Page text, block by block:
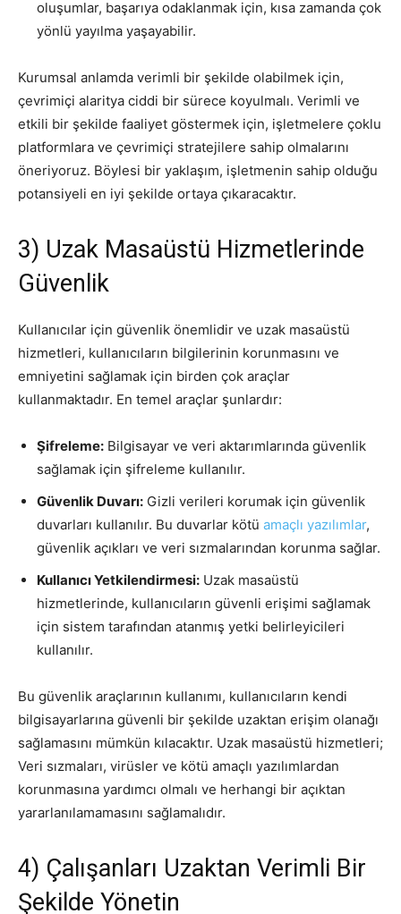
oluşumlar, başarıya odaklanmak için, kısa zamanda çok
yönlü yayılma yaşayabilir.
Kurumsal anlamda verimli bir şekilde olabilmek için,
çevrimiçi alaritya ciddi bir sürece koyulmalı. Verimli ve
etkili bir şekilde faaliyet göstermek için, işletmelere çoklu
platformlara ve çevrimiçi stratejilere sahip olmalarını
öneriyoruz. Böylesi bir yaklaşım, işletmenin sahip olduğu
potansiyeli en iyi şekilde ortaya çıkaracaktır.
3) Uzak Masaüstü Hizmetlerinde
Güvenlik
Kullanıcılar için güvenlik önemlidir ve uzak masaüstü
hizmetleri, kullanıcıların bilgilerinin korunmasını ve
emniyetini sağlamak için birden çok araçlar
kullanmaktadır. En temel araçlar şunlardır:
Şifreleme: Bilgisayar ve veri aktarımlarında güvenlik
sağlamak için şifreleme kullanılır.
Güvenlik Duvarı: Gizli verileri korumak için güvenlik
duvarları kullanılır. Bu duvarlar kötü amaçlı yazılımlar,
güvenlik açıkları ve veri sızmalarından korunma sağlar.
Kullanıcı Yetkilendirmesi: Uzak masaüstü
hizmetlerinde, kullanıcıların güvenli erişimi sağlamak
için sistem tarafından atanmış yetki belirleyicileri
kullanılır.
Bu güvenlik araçlarının kullanımı, kullanıcıların kendi
bilgisayarlarına güvenli bir şekilde uzaktan erişim olanağı
sağlamasını mümkün kılacaktır. Uzak masaüstü hizmetleri;
Veri sızmaları, virüsler ve kötü amaçlı yazılımlardan
korunmasına yardımcı olmalı ve herhangi bir açıktan
yararlanılamamasını sağlamalıdır.
4) Çalışanları Uzaktan Verimli Bir
Şekilde Yönetin